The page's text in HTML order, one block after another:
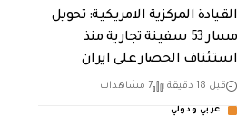
القيادة المركزية الامريكية: تحويل
مسار 53 سفينة تجارية منذ
استئناف الحصار على ايران
قبل 18 دقيقة 7 مشاهدات
عربي ودولي